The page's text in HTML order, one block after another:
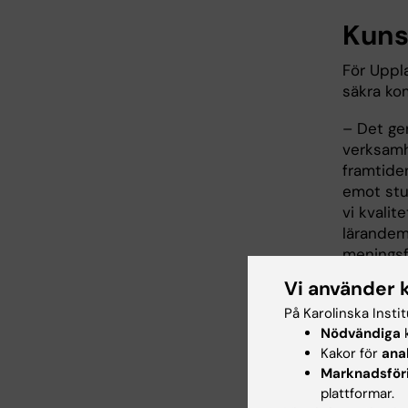
För
säkra
– Det
emot
vi
I
om att
till
studier
Vi använder
På Karolinska
Nödvändiga
Kakor för
plattformar.